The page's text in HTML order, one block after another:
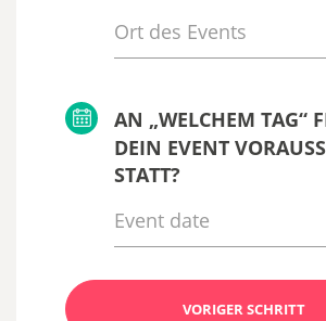
AN „WELCHEM TAG“
DEIN EVENT
STATT?
VORIGER SCHRITT